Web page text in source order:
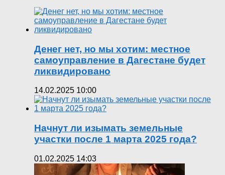
Денег нет, но мы хотим: местное
самоуправление в Дагестане будет
ликвидировано
14.02.2025 10:00
Начнут ли изымать земельные
участки после 1 марта 2025 года?
01.02.2025 14:03